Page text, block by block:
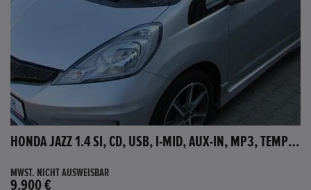
HONDA JAZZ 1.4 SI, CD, USB, I-MID, AUX-IN, MP3, TEMPOMAT
MWST. NICHT AUSWEISBAR
9.900 €